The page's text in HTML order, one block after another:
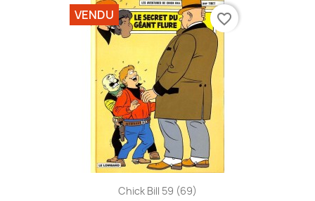
Chick Bill 59 (69)
VENDU favorite_border